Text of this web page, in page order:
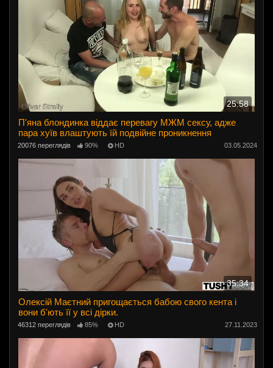
25:58
П'яна блондинка віддає перевагу МЖМ сексу, адже
пара хуїв влаштують їй подвійне проникнення
20076 переглядів 90% HD 03.05.2024
35:34
Олексій Маєтний пригощається бабою свого кента і
вони б'ють її у всі дірки.
46312 переглядів 85% HD 27.11.2023